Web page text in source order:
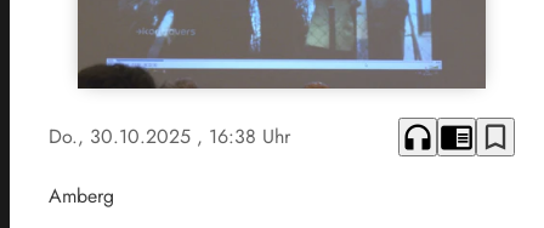
Do., 30.10.2025 , 16:38 Uhr headphones chrome_reader_mode bookmark_border
Amberg